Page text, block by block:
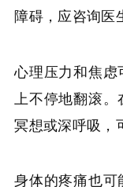
障碍，应咨询医
心理压力和焦
上不停地翻滚
冥想或深呼吸，
身体的疼痛也